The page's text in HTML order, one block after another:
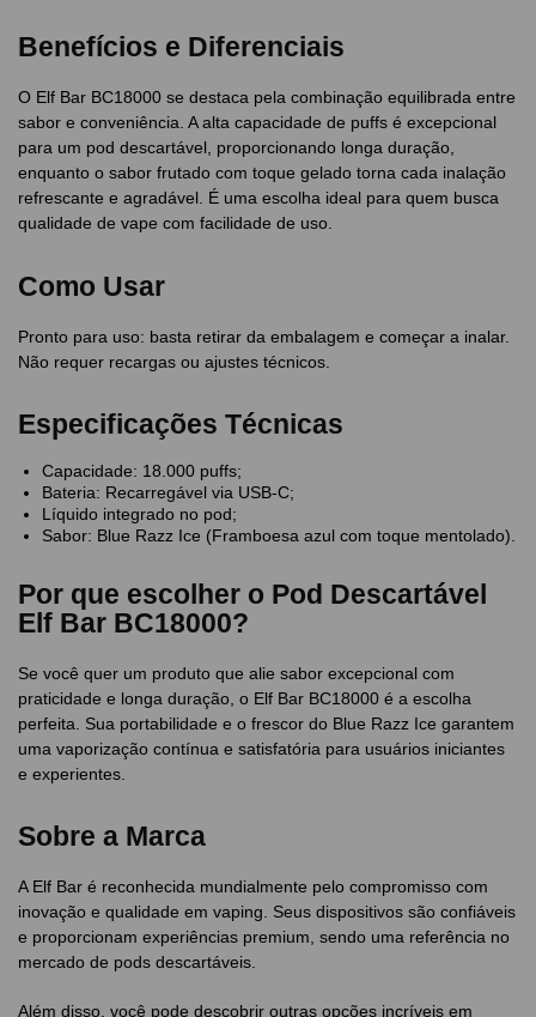
Benefícios e Diferenciais
O Elf Bar BC18000 se destaca pela combinação equilibrada entre
sabor e conveniência. A alta capacidade de puffs é excepcional
para um pod descartável, proporcionando longa duração,
enquanto o sabor frutado com toque gelado torna cada inalação
refrescante e agradável. É uma escolha ideal para quem busca
qualidade de vape com facilidade de uso.
Como Usar
Pronto para uso: basta retirar da embalagem e começar a inalar.
Não requer recargas ou ajustes técnicos.
Especificações Técnicas
Capacidade: 18.000 puffs;
Bateria: Recarregável via USB-C;
Líquido integrado no pod;
Sabor: Blue Razz Ice (Framboesa azul com toque mentolado).
Por que escolher o Pod Descartável
Elf Bar BC18000?
Se você quer um produto que alie sabor excepcional com
praticidade e longa duração, o Elf Bar BC18000 é a escolha
perfeita. Sua portabilidade e o frescor do Blue Razz Ice garantem
uma vaporização contínua e satisfatória para usuários iniciantes
e experientes.
Sobre a Marca
A Elf Bar é reconhecida mundialmente pelo compromisso com
inovação e qualidade em vaping. Seus dispositivos são confiáveis
e proporcionam experiências premium, sendo uma referência no
mercado de pods descartáveis.
Além disso, você pode descobrir outras opções incríveis em